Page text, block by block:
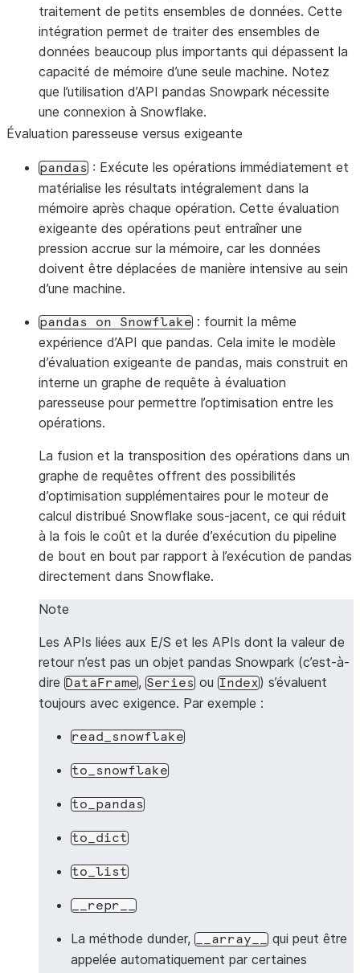
traitement de petits ensembles de données. Cette
intégration permet de traiter des ensembles de
données beaucoup plus importants qui dépassent la
capacité de mémoire d’une seule machine. Notez
que l’utilisation d’API pandas Snowpark nécessite
une connexion à Snowflake.
Évaluation paresseuse versus exigeante
pandas : Exécute les opérations immédiatement et
matérialise les résultats intégralement dans la
mémoire après chaque opération. Cette évaluation
exigeante des opérations peut entraîner une
pression accrue sur la mémoire, car les données
doivent être déplacées de manière intensive au sein
d’une machine.
pandas on Snowflake : fournit la même
expérience d’API que pandas. Cela imite le modèle
d’évaluation exigeante de pandas, mais construit en
interne un graphe de requête à évaluation
paresseuse pour permettre l’optimisation entre les
opérations.
La fusion et la transposition des opérations dans un
graphe de requêtes offrent des possibilités
d’optimisation supplémentaires pour le moteur de
calcul distribué Snowflake sous-jacent, ce qui réduit
à la fois le coût et la durée d’exécution du pipeline
de bout en bout par rapport à l’exécution de pandas
directement dans Snowflake.
Note
Les APIs liées aux E/S et les APIs dont la valeur de
retour n’est pas un objet pandas Snowpark (c’est-à-
dire DataFrame, Series ou Index) s’évaluent
toujours avec exigence. Par exemple :
read_snowflake
to_snowflake
to_pandas
to_dict
to_list
__repr__
La méthode dunder, __array__ qui peut être
appelée automatiquement par certaines